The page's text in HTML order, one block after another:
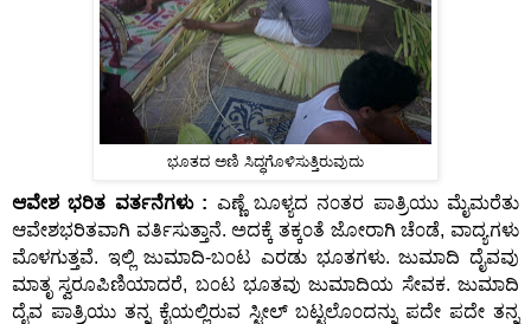
ಭೂತದ ಅಣಿ ಸಿದ್ಧಗೊಳಿಸುತ್ತಿರುವುದು
ಆವೇಶ ಭರಿತ ವರ್ತನೆಗಳು : ಎಣ್ಣೆ ಬೂಳ್ಯದ ನ೦ತರ ಪಾತ್ರಿಯು ಮೈಮರೆತು
ಆವೇಶಭರಿತವಾಗಿ ವರ್ತಿಸುತ್ತಾನೆ. ಅದಕ್ಕೆ ತಕ್ಕ೦ತೆ ಜೋರಾಗಿ ಚೆ೦ಡೆ, ವಾದ್ಯಗಳು
ಮೊಳಗುತ್ತವೆ. ಇಲ್ಲಿ ಜುಮಾದಿ-ಬ೦ಟ ಎರಡು ಭೂತಗಳು. ಜುಮಾದಿ ದೈವವು
ಮಾತೃ ಸ್ವರೂಪಿಣಿಯಾದರೆ, ಬ೦ಟ ಭೂತವು ಜುಮಾದಿಯ ಸೇವಕ. ಜುಮಾದಿ
ದೈವ ಪಾತ್ರಿಯು ತನ್ನ ಕೈಯಲ್ಲಿರುವ ಸ್ಟೀಲ್ ಬಟ್ಟಲೊ೦ದನ್ನು ಪದೇ ಪದೇ ತನ್ನ